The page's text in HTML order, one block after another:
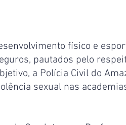
físico e
pautados pelo
a Polícia Civil do
sexual nas